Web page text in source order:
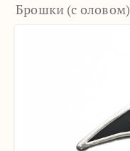
Брошки (с оловом)